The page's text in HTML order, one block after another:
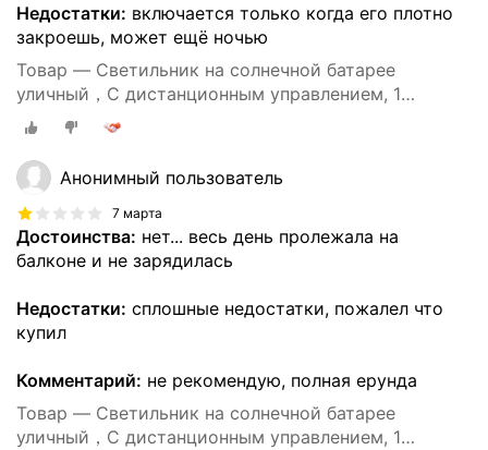
Недостатки: включается только когда его плотно
закроешь, может ещё ночью
Товар — Светильник на солнечной батарее
уличный，С дистанционным управлением, 1
лампочка
Анонимный пользователь
7 марта
Достоинства: нет... весь день пролежала на
балконе и не зарядилась
Недостатки: сплошные недостатки, пожалел что
купил
Комментарий: не рекомендую, полная ерунда
Товар — Светильник на солнечной батарее
уличный，С дистанционным управлением, 1